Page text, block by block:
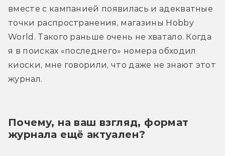
вместе с кампанией появилась и адекватные
точки распространения, магазины Hobby
World. Такого раньше очень не хватало. Когда
я в поисках «последнего» номера обходил
киоски, мне говорили, что даже не знают этот
журнал.
Почему, на ваш взгляд, формат
журнала ещё актуален?